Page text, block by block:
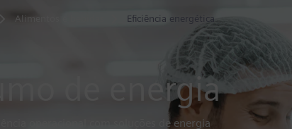
Alimentos e bebidas Eficiência energética
de energia
operacional com soluções de energia